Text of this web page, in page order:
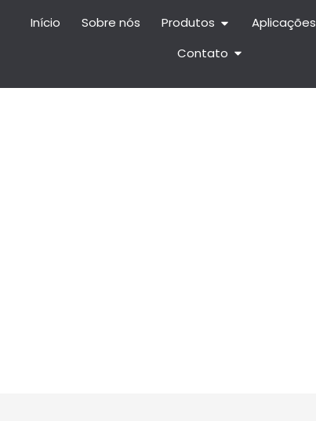
Início Sobre nós Produtos Aplicações
Contato